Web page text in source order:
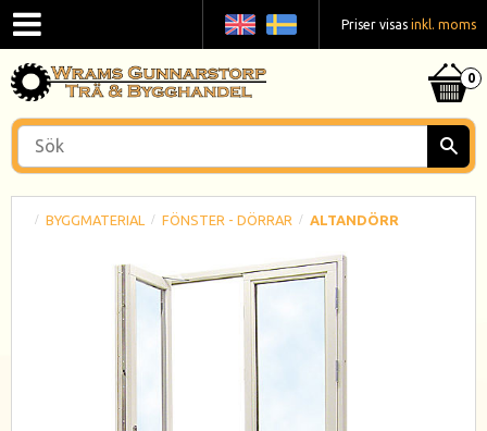
Priser visas inkl. moms
BYGGMATERIAL FÖNSTER - DÖRRAR ALTANDÖRR